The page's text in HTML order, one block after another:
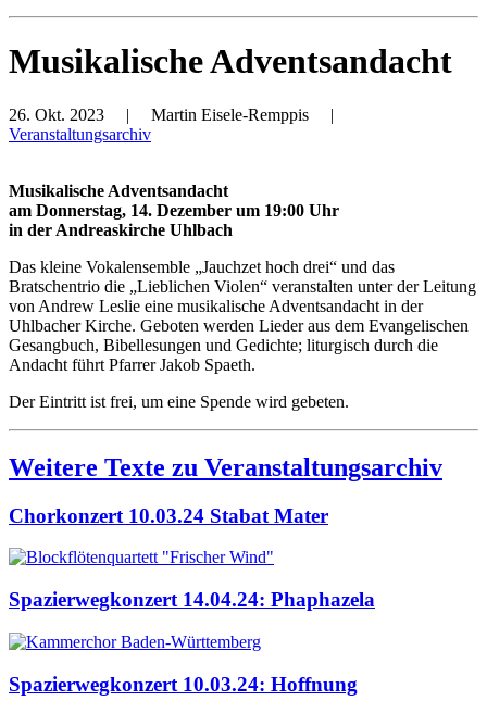
Musikalische Adventsandacht
26. Okt. 2023 | Martin Eisele-Remppis |
Veranstaltungsarchiv
Musikalische Adventsandacht
am Donnerstag, 14. Dezember um 19:00 Uhr
in der Andreaskirche Uhlbach
Das kleine Vokalensemble „Jauchzet hoch drei“ und das
Bratschentrio die „Lieblichen Violen“ veranstalten unter der Leitung
von Andrew Leslie eine musikalische Adventsandacht in der
Uhlbacher Kirche. Geboten werden Lieder aus dem Evangelischen
Gesangbuch, Bibellesungen und Gedichte; liturgisch durch die
Andacht führt Pfarrer Jakob Spaeth.
Der Eintritt ist frei, um eine Spende wird gebeten.
Weitere Texte zu Veranstaltungsarchiv
Chorkonzert 10.03.24 Stabat Mater
Spazierwegkonzert 14.04.24: Phaphazela
Spazierwegkonzert 10.03.24: Hoffnung